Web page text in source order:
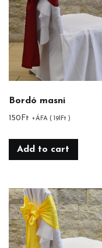
Bordó masni
150 Ft +ÁFA ( 191Ft )
Add to cart